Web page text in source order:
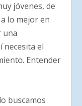
jóvenes, de
lo mejor en
una
necesita el
Entender
buscamos